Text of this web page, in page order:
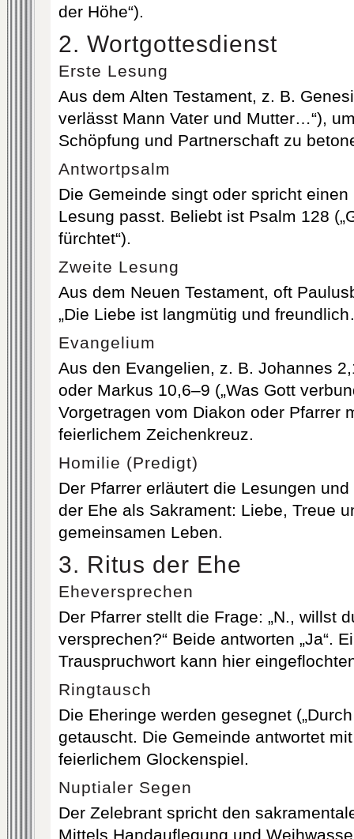
der Höhe“).
2. Wortgottesdienst
Erste Lesung
Aus dem Alten Testament, z. B.
verlässt Mann Vater und Mutter…“),
Schöpfung und Partnerschaft zu
Antwortpsalm
Die Gemeinde singt oder spricht
Lesung passt. Beliebt ist Psalm 128
fürchtet“).
Zweite Lesung
Aus dem Neuen Testament, oft
„Die Liebe ist langmütig und
Evangelium
Aus den Evangelien, z. B. Johannes
oder Markus 10,6–9 („Was Gott
Vorgetragen vom Diakon oder Pfarrer
feierlichem Zeichenkreuz.
Homilie (Predigt)
Der Pfarrer erläutert die Lesungen
der Ehe als Sakrament: Liebe, Treue
gemeinsamen Leben.
3. Ritus der Ehe
Eheversprechen
Der Pfarrer stellt die Frage: „N., willst
versprechen?“ Beide antworten „Ja“.
Trauspruchwort kann hier
Ringtausch
Die Eheringe werden gesegnet
getauscht. Die Gemeinde antwortet
feierlichem Glockenspiel.
Nuptialer Segen
Der Zelebrant spricht den
Mittels Handauflegung und